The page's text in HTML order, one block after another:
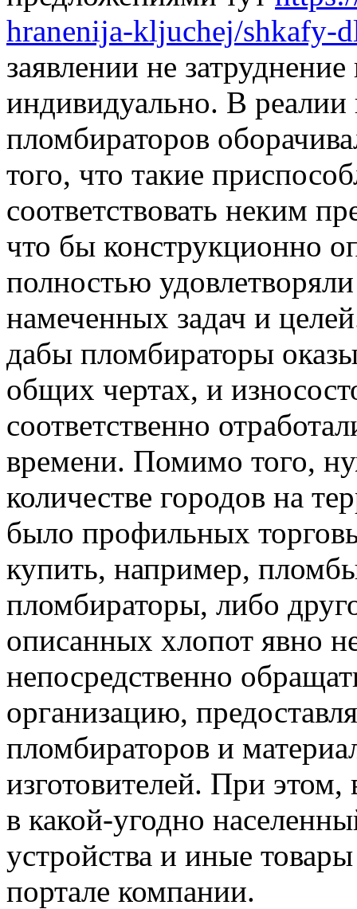
hranenija-kljuchej/shkafy-
заявлении не
индивидуально. В реалии
пломбираторов
того, что такие
соответствовать неким
что бы конструкционно
полностью
намеченных задач и
дабы пломбираторы
общих чертах, и
соответственно
времени. Помимо того,
количестве городов на
было профильных
купить, например,
пломбираторы, либо
описанных хлопот явно
непосредственно
организацию,
пломбираторов и
изготовителей. При этом,
в какой-угодно
устройства и иные
портале компании.